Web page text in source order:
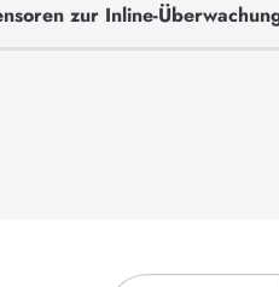
zur Inline-